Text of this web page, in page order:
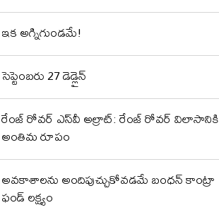
ఇక అగ్నిగుండమే!
సెప్టెంబరు 27 డెడ్లైన్
రేంజ్ రోవర్ ఎస్‌వీ అల్రాట్: రేంజ్ రోవర్ విలాసానికి
అంతిమ రూపం
అవకాశాలను అందిపుచ్చుకోవడమే బంధన్ కాంట్రా
ఫండ్ లక్ష్యం